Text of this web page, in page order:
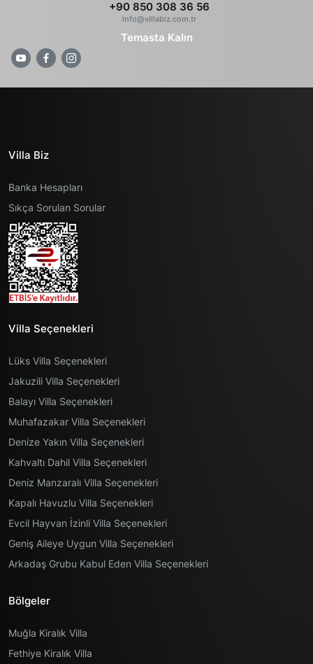
+90 850 308 36 56
info@villabiz.com.tr
Temasta Kalın
Villa Biz
Banka Hesapları
Sıkça Sorulan Sorular
Villa Seçenekleri
Lüks Villa Seçenekleri
Jakuzili Villa Seçenekleri
Balayı Villa Seçenekleri
Muhafazakar Villa Seçenekleri
Denize Yakın Villa Seçenekleri
Kahvaltı Dahil Villa Seçenekleri
Deniz Manzaralı Villa Seçenekleri
Kapalı Havuzlu Villa Seçenekleri
Evcil Hayvan İzinli Villa Seçenekleri
Geniş Aileye Uygun Villa Seçenekleri
Arkadaş Grubu Kabul Eden Villa Seçenekleri
Bölgeler
Muğla Kiralık Villa
Fethiye Kiralık Villa